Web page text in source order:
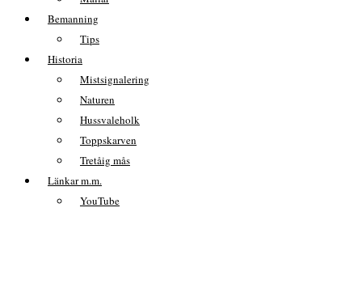
Bemanning
Tips
Historia
Mistsignalering
Naturen
Hussvaleholk
Toppskarven
Tretåig mås
Länkar m.m.
YouTube